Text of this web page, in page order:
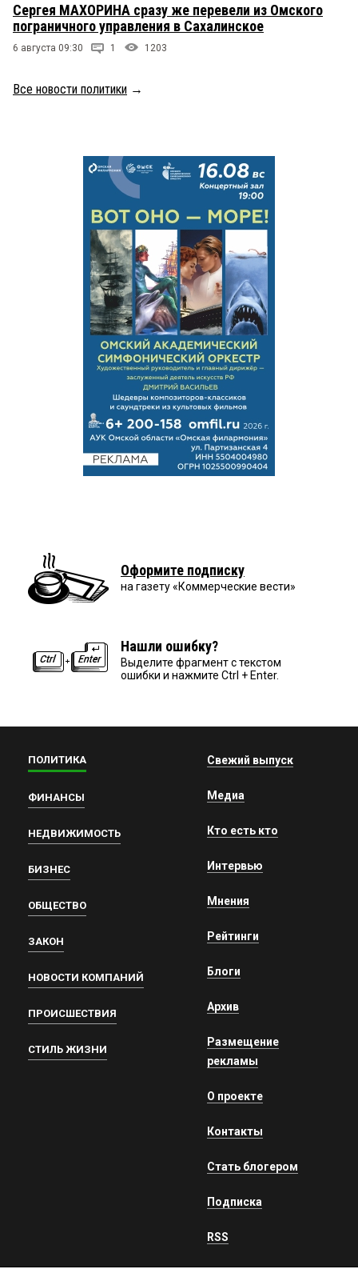
Сергея МАХОРИНА сразу же перевели из Омского
пограничного управления в Сахалинское
6 августа 09:30 1 1203
Все новости политики →
Оформите подписку
на газету «Коммерческие вести»
Нашли ошибку?
Выделите фрагмент с текстом
ошибки и нажмите Ctrl + Enter.
ПОЛИТИКА
ФИНАНСЫ
НЕДВИЖИМОСТЬ
БИЗНЕС
ОБЩЕСТВО
ЗАКОН
НОВОСТИ КОМПАНИЙ
ПРОИСШЕСТВИЯ
СТИЛЬ ЖИЗНИ
Свежий выпуск
Медиа
Кто есть кто
Интервью
Мнения
Рейтинги
Блоги
Архив
Размещение
рекламы
О проекте
Контакты
Стать блогером
Подписка
RSS